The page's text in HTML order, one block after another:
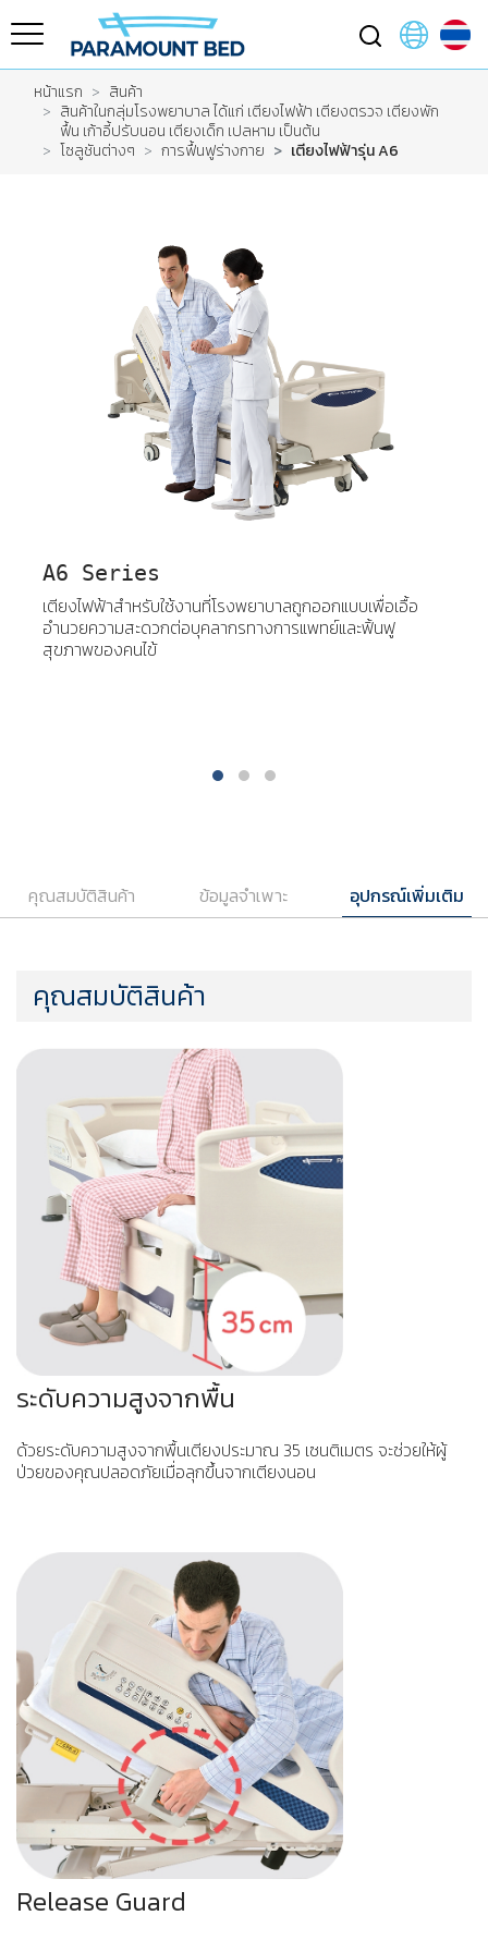
หน้าแรก
สินค้า
สินค้าในกลุ่มโรงพยาบาล ได้แก่ เตียงไฟฟ้า เตียงตรวจ เตียงพัก
ฟื้น เก้าอี้ปรับนอน เตียงเด็ก เปลหาม เป็นต้น
โซลูชันต่างๆ
การฟื้นฟูร่างกาย เตียงไฟฟ้ารุ่น A6
A6 Series
เตียงไฟฟ้าสำหรับใช้งานที่โรงพยาบาลถูกออกแบบเพื่อเอื้อ
อำนวยความสะดวกต่อบุคลากรทางการแพทย์และฟิ้นฟู
สุขภาพของคนไข้
คุณสมบัติสินค้า ข้อมูลจำเพาะ อุปกรณ์เพิ่มเติม
คุณสมบัติสินค้า
ระดับความสูงจากพื้น
ด้วยระดับความสูงจากพื้นเตียงประมาณ 35 เซนติเมตร จะช่วยให้ผู้
ป่วยของคุณปลอดภัยเมื่อลุกขึ้นจากเตียงนอน
Release Guard